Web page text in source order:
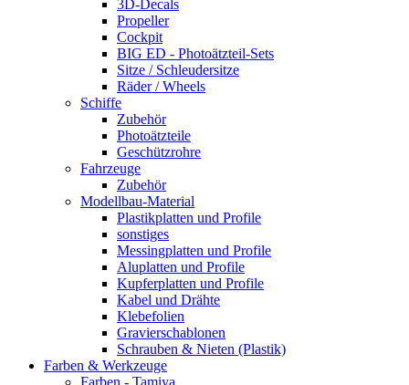
3D-Decals
Propeller
Cockpit
BIG ED - Photoätzteil-Sets
Sitze / Schleudersitze
Räder / Wheels
Schiffe
Zubehör
Photoätzteile
Geschützrohre
Fahrzeuge
Zubehör
Modellbau-Material
Plastikplatten und Profile
sonstiges
Messingplatten und Profile
Aluplatten und Profile
Kupferplatten und Profile
Kabel und Drähte
Klebefolien
Gravierschablonen
Schrauben & Nieten (Plastik)
Farben & Werkzeuge
Farben - Tamiya